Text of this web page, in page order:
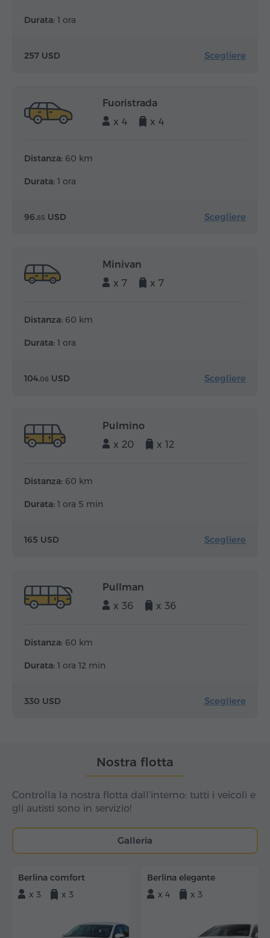
Durata: 1 ora
257 USD Scegliere
Fuoristrada
x 4
x 4
Distanza: 60 km
Durata: 1 ora
96.85 USD Scegliere
Minivan
x 7
x 7
Distanza: 60 km
Durata: 1 ora
104.06 USD Scegliere
Pulmino
x 20
x 12
Distanza: 60 km
Durata: 1 ora 5 min
165 USD Scegliere
Pullman
x 36
x 36
Distanza: 60 km
Durata: 1 ora 12 min
330 USD Scegliere
Nostra flotta
Controlla la nostra flotta dall'interno: tutti i veicoli e
gli autisti sono in servizio!
Galleria
Berlina comfort
x 3
x 3
Berlina elegante
x 4
x 3